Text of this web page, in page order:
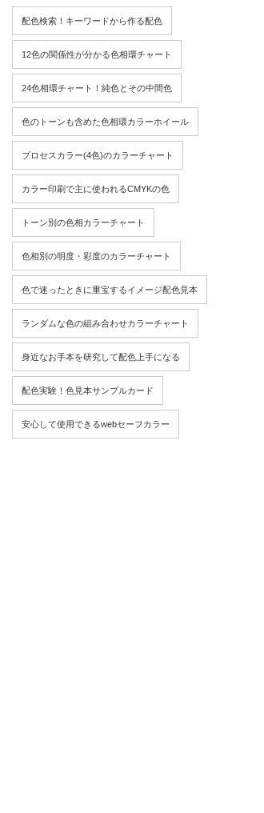
配色検索！キーワードから作る配色
12色の関係性が分かる色相環チャート
24色相環チャート！純色とその中間色
色のトーンも含めた色相環カラーホイール
プロセスカラー(4色)のカラーチャート
カラー印刷で主に使われるCMYKの色
トーン別の色相カラーチャート
色相別の明度・彩度のカラーチャート
色で迷ったときに重宝するイメージ配色見本
ランダムな色の組み合わせカラーチャート
身近なお手本を研究して配色上手になる
配色実験！色見本サンプルカード
安心して使用できるwebセーフカラー